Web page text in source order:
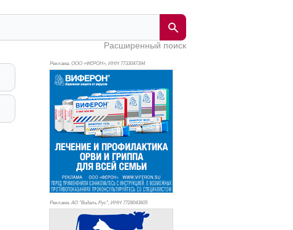
Расширенный поиск
Реклама. ООО «ФЕРОН», ИНН 7733047394
Реклама. АО "Видаль Рус", ИНН 7728043605